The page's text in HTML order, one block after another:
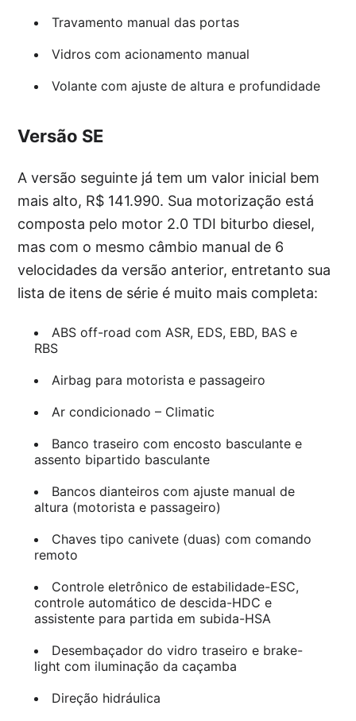
Travamento manual das portas
Vidros com acionamento manual
Volante com ajuste de altura e profundidade
Versão SE
A versão seguinte já tem um valor inicial bem
mais alto, R$ 141.990. Sua motorização está
composta pelo motor 2.0 TDI biturbo diesel,
mas com o mesmo câmbio manual de 6
velocidades da versão anterior, entretanto sua
lista de itens de série é muito mais completa:
ABS off-road com ASR, EDS, EBD, BAS e
RBS
Airbag para motorista e passageiro
Ar condicionado – Climatic
Banco traseiro com encosto basculante e
assento bipartido basculante
Bancos dianteiros com ajuste manual de
altura (motorista e passageiro)
Chaves tipo canivete (duas) com comando
remoto
Controle eletrônico de estabilidade-ESC,
controle automático de descida-HDC e
assistente para partida em subida-HSA
Desembaçador do vidro traseiro e brake-
light com iluminação da caçamba
Direção hidráulica